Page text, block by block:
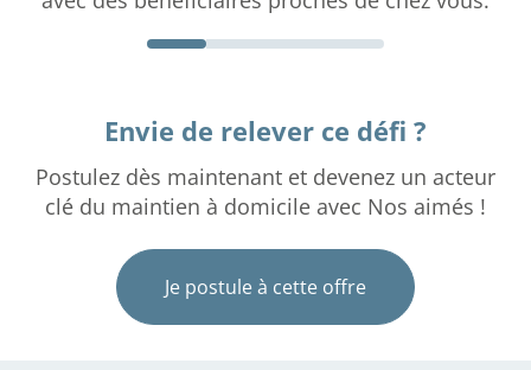
Envie de relever ce défi ?
Postulez dès maintenant et devenez un acteur
clé du maintien à domicile avec Nos aimés !
Je postule à cette offre